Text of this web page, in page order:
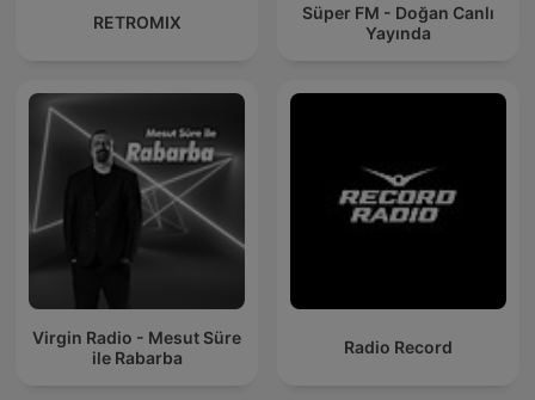
RETROMIX
Süper FM - Doğan Canlı
Yayında
Virgin Radio - Mesut Süre
ile Rabarba
Radio Record